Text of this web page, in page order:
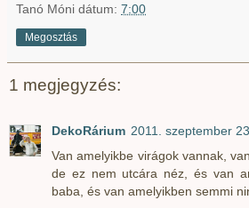
Tanó Móni dátum: 7:00
Megosztás
1 megjegyzés:
DekoRárium 2011. szeptember
Van amelyikbe virágok vannak,
de ez nem utcára néz, és van
baba, és van amelyikben semmi